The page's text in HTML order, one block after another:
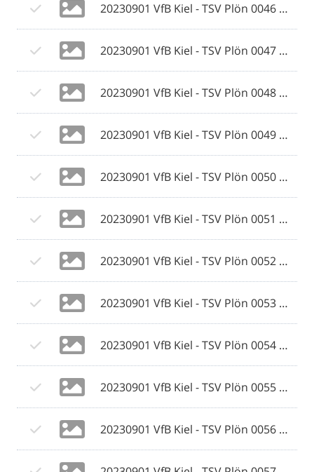
20230901 VfB Kiel - TSV Plön 0046 © 2023 Ismail Yesilyurt.jpg
20230901 VfB Kiel - TSV Plön 0047 © 2023 Ismail Yesilyurt.jpg
20230901 VfB Kiel - TSV Plön 0048 © 2023 Ismail Yesilyurt.jpg
20230901 VfB Kiel - TSV Plön 0049 © 2023 Ismail Yesilyurt.jpg
20230901 VfB Kiel - TSV Plön 0050 © 2023 Ismail Yesilyurt.jpg
20230901 VfB Kiel - TSV Plön 0051 © 2023 Ismail Yesilyurt.jpg
20230901 VfB Kiel - TSV Plön 0052 © 2023 Ismail Yesilyurt.jpg
20230901 VfB Kiel - TSV Plön 0053 © 2023 Ismail Yesilyurt.jpg
20230901 VfB Kiel - TSV Plön 0054 © 2023 Ismail Yesilyurt.jpg
20230901 VfB Kiel - TSV Plön 0055 © 2023 Ismail Yesilyurt.jpg
20230901 VfB Kiel - TSV Plön 0056 © 2023 Ismail Yesilyurt.jpg